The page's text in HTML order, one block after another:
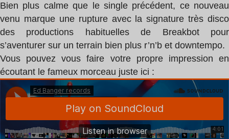
Bien plus calme que le singleprécédent, ce nouveau
venu marque une rupture avec la signature très disco
des productions habituelles de Breakbot pour
s’aventurer sur un terrain bien plus r’n’b et downtempo.
Vous pouvez vous faire votre propre impression en
écoutant le fameux morceau juste ici :